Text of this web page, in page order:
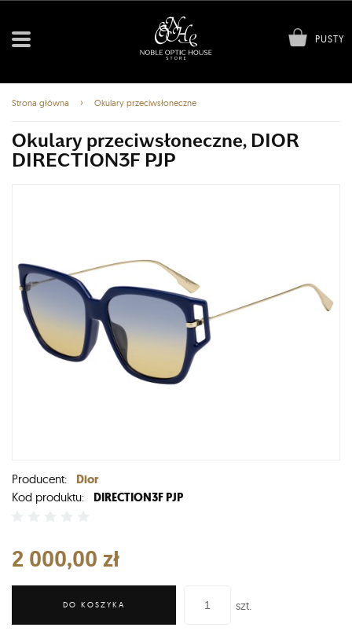
PUSTY
Strona główna › Okulary przeciwsłoneczne
Okulary przeciwsłoneczne, DIOR
DIRECTION3F PJP
Producent: Dior
Kod produktu: DIRECTION3F PJP
2 000,00 zł
DO KOSZYKA szt.